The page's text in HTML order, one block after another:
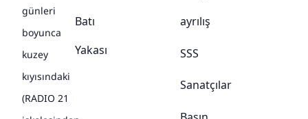
günleri
boyunca
kuzey
kıyısındaki
(RADIO 21
Batı
Yakası
ayrılış
SSS
Sanatçılar